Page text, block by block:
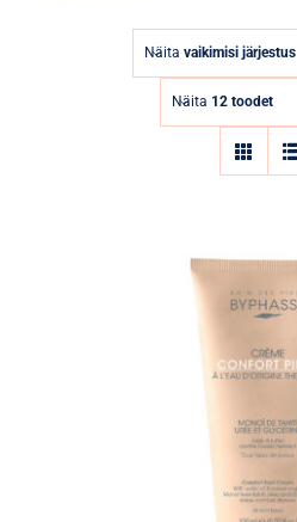
Näita vaikimisi järjestus
Näita 12 toodet